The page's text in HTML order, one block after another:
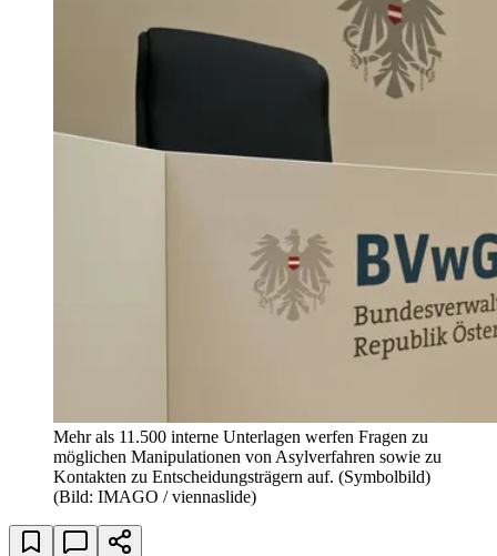
Mehr als 11.500 interne Unterlagen werfen Fragen zu
möglichen Manipulationen von Asylverfahren sowie zu
Kontakten zu Entscheidungsträgern auf. (Symbolbild)
(Bild: IMAGO / viennaslide)